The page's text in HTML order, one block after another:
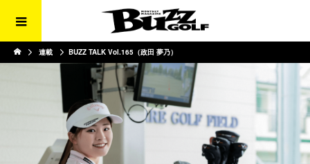
連載 BUZZ TALK Vol.165（政田 夢乃）